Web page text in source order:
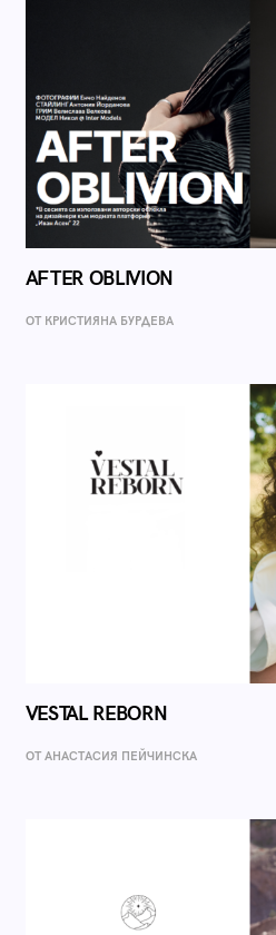
AFTER OBLIVION
ОТ КРИСТИЯНА БУРДЕВА
VESTAL REBORN
ОТ AНАСТАСИЯ ПЕЙЧИНСКА